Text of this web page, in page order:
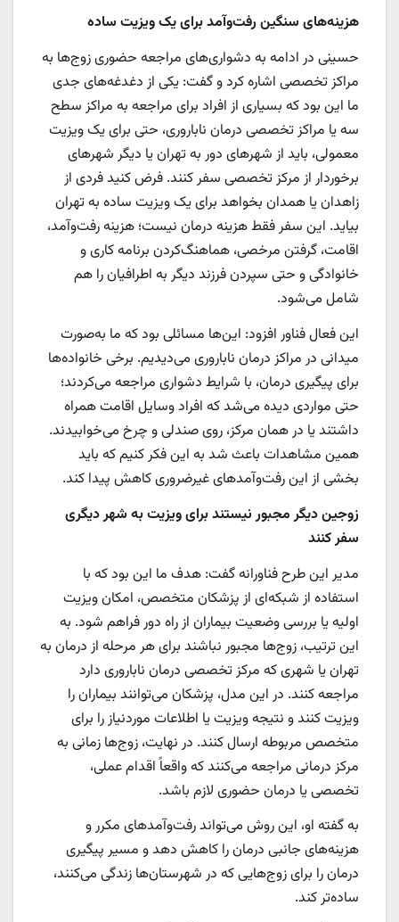
هزینه‌های سنگین رفت‌وآمد برای یک ویزیت ساده
حسینی در ادامه به دشواری‌های مراجعه حضوری زوج‌ها به
مراکز تخصصی اشاره کرد و گفت: یکی از دغدغه‌های جدی
ما این بود که بسیاری از افراد برای مراجعه به مراکز سطح
سه یا مراکز تخصصی درمان ناباروری، حتی برای یک ویزیت
معمولی، باید از شهرهای دور به تهران یا دیگر شهرهای
برخوردار از مرکز تخصصی سفر کنند. فرض کنید فردی از
زاهدان یا همدان بخواهد برای یک ویزیت ساده به تهران
بیاید. این سفر فقط هزینه درمان نیست؛ هزینه رفت‌وآمد،
اقامت، گرفتن مرخصی، هماهنگ‌کردن برنامه کاری و
خانوادگی و حتی سپردن فرزند دیگر به اطرافیان را هم
شامل می‌شود.
این فعال فناور افزود: این‌ها مسائلی بود که ما به‌صورت
میدانی در مراکز درمان ناباروری می‌دیدیم. برخی خانواده‌ها
برای پیگیری درمان، با شرایط دشواری مراجعه می‌کردند؛
حتی مواردی دیده می‌شد که افراد وسایل اقامت همراه
داشتند یا در همان مرکز، روی صندلی و چرخ می‌خوابیدند.
همین مشاهدات باعث شد به این فکر کنیم که باید
بخشی از این رفت‌وآمدهای غیرضروری کاهش پیدا کند.
زوجین دیگر مجبور نیستند برای ویزیت به شهر دیگری
سفر کنند
مدیر این طرح فناورانه گفت: هدف ما این بود که با
استفاده از شبکه‌ای از پزشکان متخصص، امکان ویزیت
اولیه یا بررسی وضعیت بیماران از راه دور فراهم شود. به
این ترتیب، زوج‌ها مجبور نباشند برای هر مرحله از درمان به
تهران یا شهری که مرکز تخصصی درمان ناباروری دارد
مراجعه کنند. در این مدل، پزشکان می‌توانند بیماران را
ویزیت کنند و نتیجه ویزیت یا اطلاعات موردنیاز را برای
متخصص مربوطه ارسال کنند. در نهایت، زوج‌ها زمانی به
مرکز درمانی مراجعه می‌کنند که واقعاً اقدام عملی،
تخصصی یا درمان حضوری لازم باشد.
به گفته او، این روش می‌تواند رفت‌وآمدهای مکرر و
هزینه‌های جانبی درمان را کاهش دهد و مسیر پیگیری
درمان را برای زوج‌هایی که در شهرستان‌ها زندگی می‌کنند،
ساده‌تر کند.